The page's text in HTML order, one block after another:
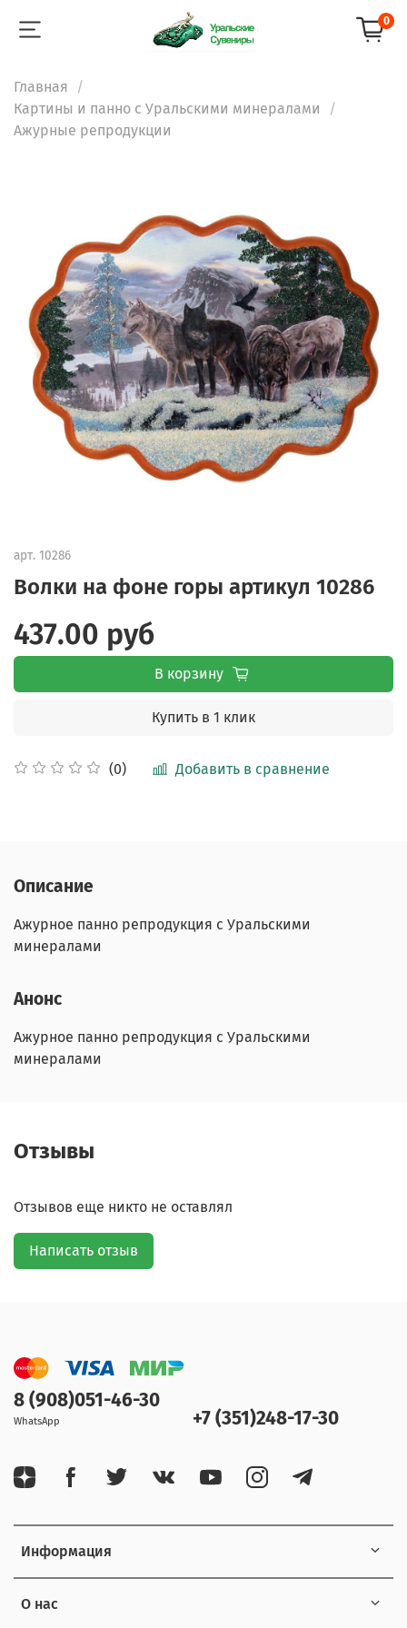
0
Главная
Картины и панно с Уральскими минералами
Ажурные репродукции
арт. 10286
Волки на фоне горы артикул 10286
(0) Добавить в сравнение
437.00 руб
В корзину
Купить в 1 клик
Описание
Ажурное панно репродукция с Уральскими
минералами
Анонс
Ажурное панно репродукция с Уральскими
минералами
Отзывы
Отзывов еще никто не оставлял
Написать отзыв
Информация
О нас
8 (908)051-46-30
WhatsApp +7 (351)248-17-30